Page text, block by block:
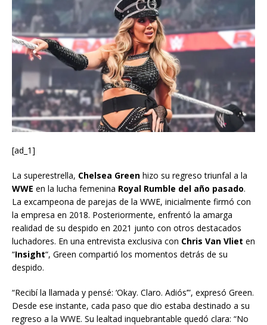
[ad_1]
La superestrella, Chelsea Green hizo su regreso triunfal a la
WWE en la lucha femenina Royal Rumble del año pasado.
La excampeona de parejas de la WWE, inicialmente firmó con
la empresa en 2018. Posteriormente, enfrentó la amarga
realidad de su despido en 2021 junto con otros destacados
luchadores. En una entrevista exclusiva con Chris Van Vliet en
“Insight“, Green compartió los momentos detrás de su
despido.
“Recibí la llamada y pensé: ‘Okay. Claro. Adiós’”, expresó Green.
Desde ese instante, cada paso que dio estaba destinado a su
regreso a la WWE. Su lealtad inquebrantable quedó clara: “No